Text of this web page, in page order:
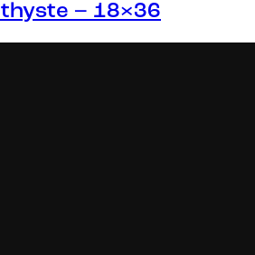
– 18×36